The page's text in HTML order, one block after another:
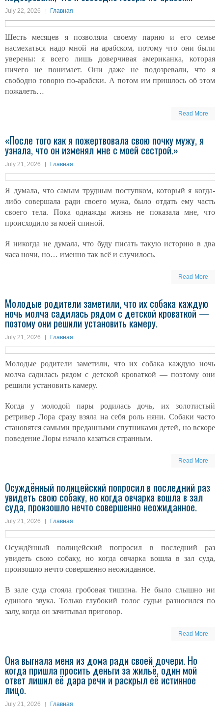
July 22, 2026 Главная
Шесть месяцев я позволяла своему парню и его семье
насмехаться надо мной на арабском, потому что они были
уверены: я всего лишь доверчивая американка, которая
ничего не понимает. Они даже не подозревали, что я
свободно говорю по-арабски. А потом им пришлось об этом
пожалеть…
Read More
«После того как я пожертвовала свою почку мужу, я
узнала, что он изменял мне с моей сестрой.»
July 21, 2026 Главная
Я думала, что самым трудным поступком, который я когда-
либо совершала ради своего мужа, было отдать ему часть
своего тела. Пока однажды жизнь не показала мне, что
происходило за моей спиной.
Я никогда не думала, что буду писать такую историю в два
часа ночи, но… именно так всё и случилось.
Read More
Молодые родители заметили, что их собака каждую
ночь молча садилась рядом с детской кроваткой —
поэтому они решили установить камеру.
July 21, 2026 Главная
Молодые родители заметили, что их собака каждую ночь
молча садилась рядом с детской кроваткой — поэтому они
решили установить камеру.
Когда у молодой пары родилась дочь, их золотистый
ретривер Лора сразу взяла на себя роль няни. Собаки часто
становятся самыми преданными спутниками детей, но вскоре
поведение Лоры начало казаться странным.
Read More
Осуждённый полицейский попросил в последний раз
увидеть свою собаку, но когда овчарка вошла в зал
суда, произошло нечто совершенно неожиданное.
July 21, 2026 Главная
Осуждённый полицейский попросил в последний раз
увидеть свою собаку, но когда овчарка вошла в зал суда,
произошло нечто совершенно неожиданное.
В зале суда стояла гробовая тишина. Не было слышно ни
единого звука. Только глубокий голос судьи разносился по
залу, когда он зачитывал приговор.
Read More
Она выгнала меня из дома ради своей дочери. Но
когда пришла просить деньги за жильё, один мой
ответ лишил её дара речи и раскрыл её истинное
лицо.
July 21, 2026 Главная